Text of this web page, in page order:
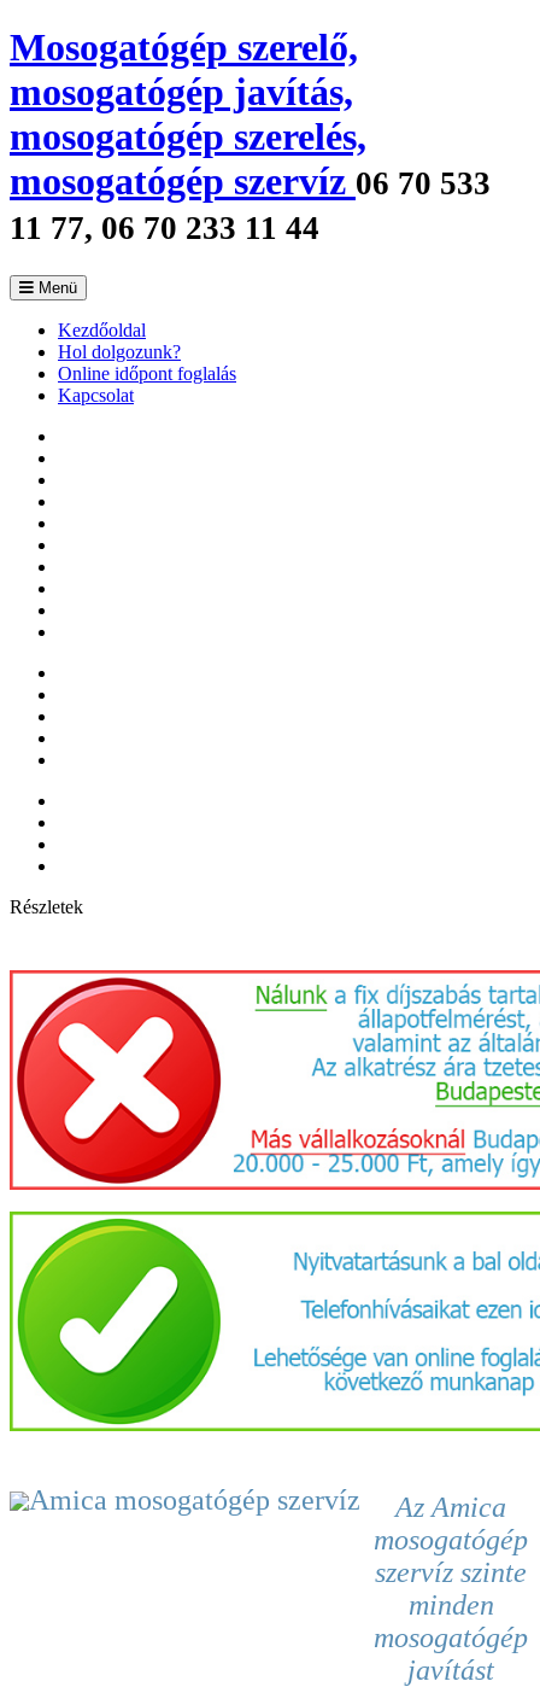
Mosogatógép szerelő,
mosogatógép javítás,
mosogatógép szerelés,
mosogatógép szervíz 06 70 533
11 77, 06 70 233 11 44
Menü
Kezdőoldal
Hol dolgozunk?
Online időpont foglalás
Kapcsolat
Részletek
Az Amica
mosogatógép
szervíz szinte
minden
mosogatógép
javítást